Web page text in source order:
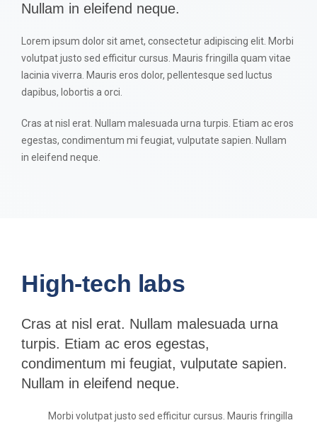
Nullam in eleifend neque.
Lorem ipsum dolor sit amet, consectetur adipiscing elit. Morbi
volutpat justo sed efficitur cursus. Mauris fringilla quam vitae
lacinia viverra. Mauris eros dolor, pellentesque sed luctus
dapibus, lobortis a orci.
Cras at nisl erat. Nullam malesuada urna turpis. Etiam ac eros
egestas, condimentum mi feugiat, vulputate sapien. Nullam
in eleifend neque.
High-tech labs
Cras at nisl erat. Nullam malesuada urna
turpis. Etiam ac eros egestas,
condimentum mi feugiat, vulputate sapien.
Nullam in eleifend neque.
Morbi volutpat justo sed efficitur cursus. Mauris fringilla